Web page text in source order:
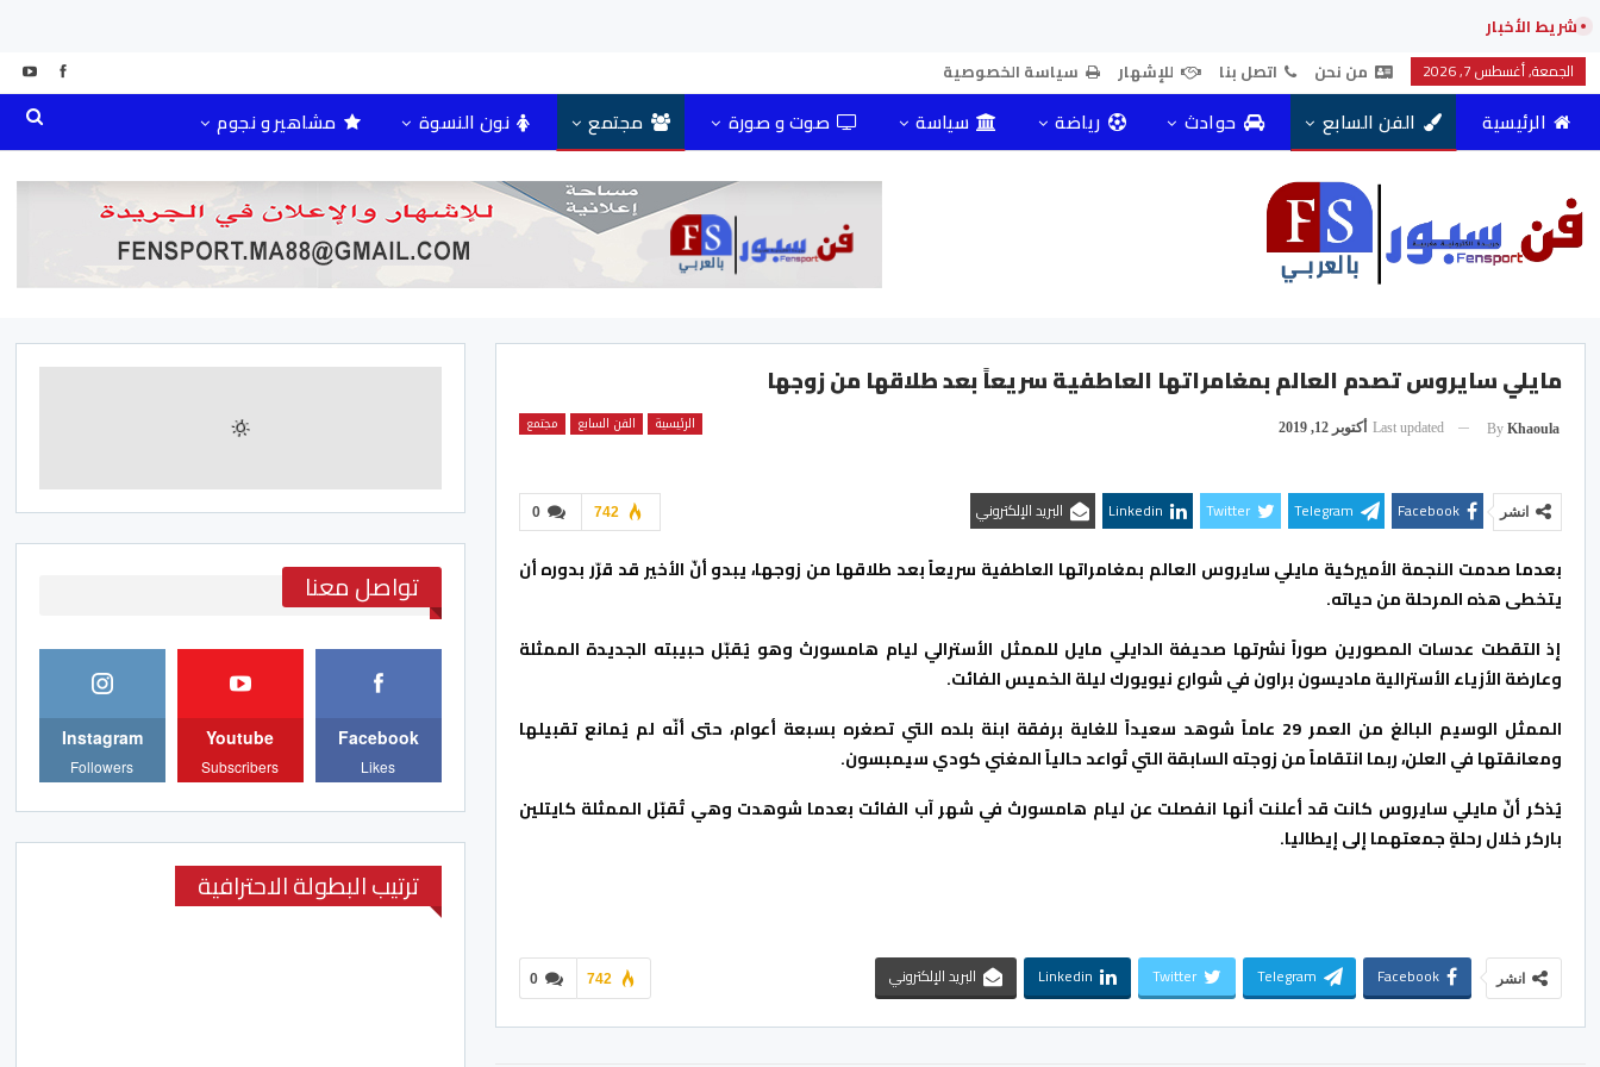
شريط الأخبار
الجمعة, أغسطس 7, 2026 من نحن اتصل بنا للإشهار سياسة الخصوصية
الرئيسية الفن السابع حوادث رياضة سياسة صوت و صورة مجتمع نون النسوة مشاهير و نجوم
مايلي سايروس تصدم العالم بمغامراتها العاطفية سريعاً بعد طلاقها من زوجها
الرئيسية الفن السابع مجتمع By Khaoula
Last updated أكتوبر 12, 2019
0 742 انشر Facebook
Telegram
Twitter
Linkedin البريد الإلكتروني
بعدما صدمت النجمة الأميركية مايلي سايروس العالم بمغامراتها العاطفية سريعاً بعد طلاقها من زوجها، يبدو أنّ الأخير قد قرّر بدوره أن
يتخطى هذه المرحلة من حياته.
إذ التقطت عدسات المصورين صوراً نشرتها صحيفة الدايلي مايل للممثل الأسترالي ليام هامسورث وهو يُقبّل حبيبته الجديدة الممثلة
وعارضة الأزياء الأسترالية ماديسون براون في شوارع نيويورك ليلة الخميس الفائت.
الممثل الوسيم البالغ من العمر 29 عاماً شوهد سعيداً للغاية برفقة ابنة بلده التي تصغره بسبعة أعوام، حتى أنّه لم يُمانع تقبيلها
ومعانقتها في العلن، ربما انتقاماً من زوجته السابقة التي تُواعد حالياً المغني كودي سيمبسون.
يُذكر أنّ مايلي سايروس كانت قد أعلنت أنها انفصلت عن ليام هامسورث في شهر آب الفائت بعدما شوهدت وهي تُقبّل الممثلة كايتلين
باركر خلال رحلةٍ جمعتهما إلى إيطاليا.
0 742 انشر Facebook
Telegram
Twitter
Linkedin البريد الإلكتروني
تواصل معنا
Facebook
Likes
Youtube
Subscribers
Instagram
Followers
ترتيب البطولة الاحترافية